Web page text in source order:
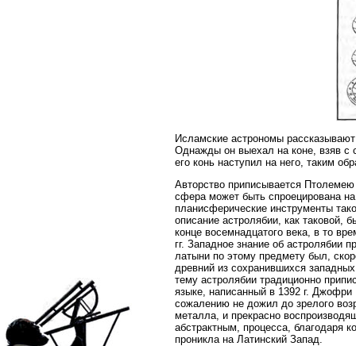
Исламские астрономы
Однажды он выехал на коне, взяв с
его конь наступил на него, таким
Авторство приписывается
сфера может быть спроецирована
планисферические инструменты
описание астролябии, как
конце восемнадцатого века, в то
гг. Западное знание об астролябии
латыни по этому предмету был,
древний из сохранившихся
тему астролябии традиционно
языке, написанный в 1392 г.
сожалению не дожил до зрелого
металла, и прекрасно
абстрактным, процесса, благодаря
проникла на Латинский Запад.